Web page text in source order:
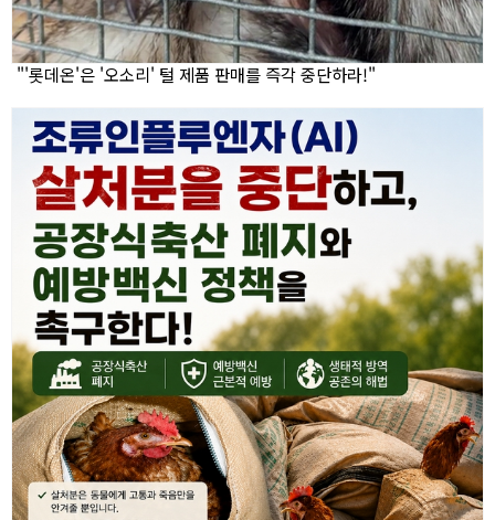
"'롯데온'은 '오소리' 털 제품 판매를 즉각 중단하라!"